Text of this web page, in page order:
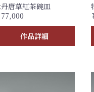
唐草紅茶碗皿
77,000
作品詳細